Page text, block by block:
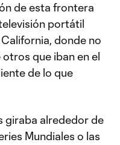
de esta frontera
portátil
donde no
que iban en el
de lo que
giraba alrededor de
Mundiales o las